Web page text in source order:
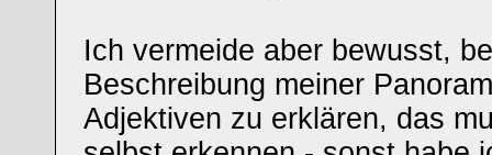
Ich vermeide aber bewusst,
Beschreibung meiner
Adjektiven zu erklären, das